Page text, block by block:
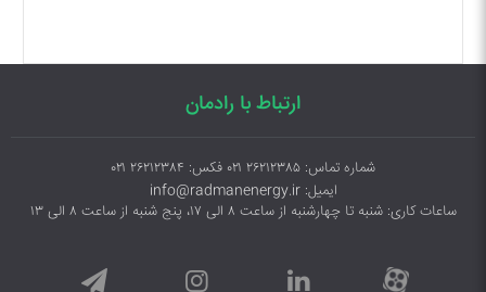
ارتباط با رادمان
شماره تماس: ۲۶۲۱۲۳۸۵ ۰۲۱ فکس: ۲۶۲۱۲۳۸۴ ۰۲۱
ایمیل: info@radmanenergy.ir
ساعات کاری: شنبه تا چهارشنبه از ساعت ۸ الی ۱۷، پنج شنبه از ساعت ۸ الی ۱۳